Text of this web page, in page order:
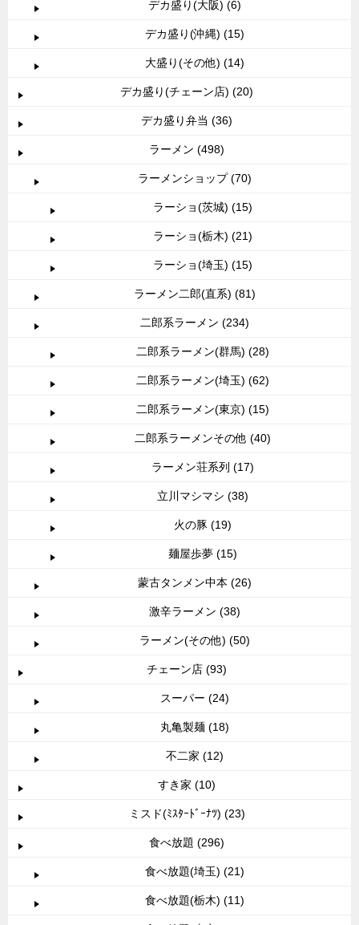
デカ盛り(大阪) (6)
デカ盛り(沖縄) (15)
大盛り(その他) (14)
デカ盛り(チェーン店) (20)
デカ盛り弁当 (36)
ラーメン (498)
ラーメンショップ (70)
ラーショ(茨城) (15)
ラーショ(栃木) (21)
ラーショ(埼玉) (15)
ラーメン二郎(直系) (81)
二郎系ラーメン (234)
二郎系ラーメン(群馬) (28)
二郎系ラーメン(埼玉) (62)
二郎系ラーメン(東京) (15)
二郎系ラーメンその他 (40)
ラーメン荘系列 (17)
立川マシマシ (38)
火の豚 (19)
麺屋歩夢 (15)
蒙古タンメン中本 (26)
激辛ラーメン (38)
ラーメン(その他) (50)
チェーン店 (93)
スーパー (24)
丸亀製麺 (18)
不二家 (12)
すき家 (10)
ミスド(ﾐｽﾀｰﾄﾞｰﾅﾂ) (23)
食べ放題 (296)
食べ放題(埼玉) (21)
食べ放題(栃木) (11)